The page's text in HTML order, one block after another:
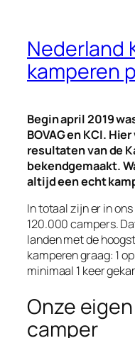
Nederland
kamperen
Begin april 2019
BOVAG en KCI.
resultaten van de
bekendgemaakt.
altijd een echt
In totaal zijn er in
120.000 campers.
landen met de
kamperen graag: 1
minimaal 1 keer
Onze
camper